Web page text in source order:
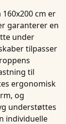
cm er
garanterer en
under
tilpasser
til
ergonomisk
og
understøttes
individuelle